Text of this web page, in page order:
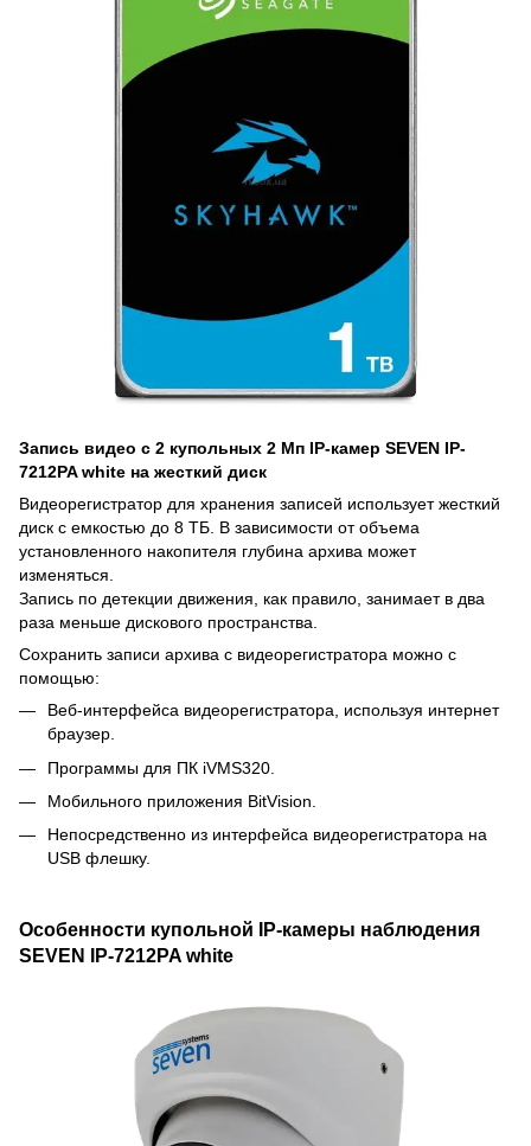
Запись видео с 2 купольных 2 Мп IP-камер SEVEN IP-
7212PA white на жесткий диск
Видеорегистратор для хранения записей использует жесткий
диск с емкостью до 8 ТБ. В зависимости от объема
установленного накопителя глубина архива может
изменяться.
Запись по детекции движения, как правило, занимает в два
раза меньше дискового пространства.
Сохранить записи архива с видеорегистратора можно с
помощью:
Веб-интерфейса видеорегистратора, используя интернет
браузер.
Программы для ПК iVMS320.
Мобильного приложения BitVision.
Непосредственно из интерфейса видеорегистратора на
USB флешку.
Особенности купольной IP-камеры наблюдения
SEVEN IP-7212PA white